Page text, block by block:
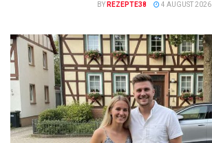
BY REZEPTE38 4 AUGUST 2026